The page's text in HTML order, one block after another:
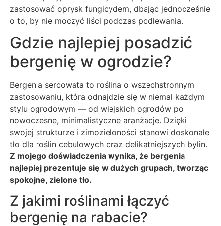
zastosować oprysk fungicydem, dbając jednocześnie
o to, by nie moczyć liści podczas podlewania.
Gdzie najlepiej posadzić
bergenię w ogrodzie?
Bergenia sercowata to roślina o wszechstronnym
zastosowaniu, która odnajdzie się w niemal każdym
stylu ogrodowym — od wiejskich ogrodów po
nowoczesne, minimalistyczne aranżacje. Dzięki
swojej strukturze i zimozieloności stanowi doskonałe
tło dla roślin cebulowych oraz delikatniejszych bylin.
Z mojego doświadczenia wynika, że bergenia
najlepiej prezentuje się w dużych grupach, tworząc
spokojne, zielone tło.
Z jakimi roślinami łączyć
bergenię na rabacie?